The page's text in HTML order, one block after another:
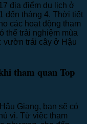
địa điểm du lịch ở
đến tháng 4. Thời tiết
các hoạt động tham
thể trải nghiệm mùa
vườn trái cây ở Hậu
tham quan Top
Giang, bạn sẽ có
vị. Từ việc tham